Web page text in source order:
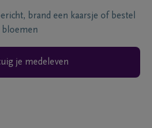
brand een kaarsje of bestel
bloemen
je medeleven